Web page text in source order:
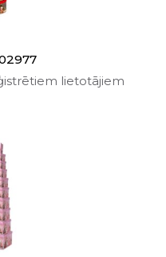
lietotājiem